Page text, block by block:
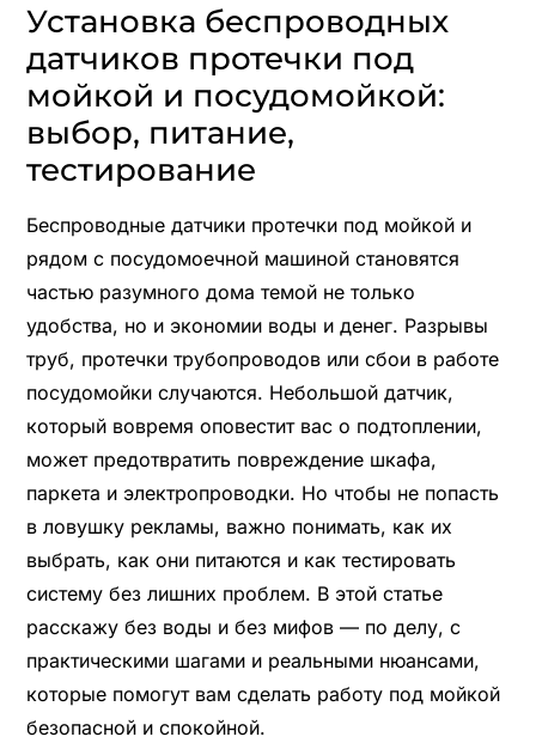
Установка беспроводных
датчиков протечки под
мойкой и посудомойкой:
выбор, питание,
тестирование
Беспроводные датчики протечки под мойкой и
рядом с посудомоечной машиной становятся
частью разумного дома темой не только
удобства, но и экономии воды и денег. Разрывы
труб, протечки трубопроводов или сбои в работе
посудомойки случаются. Небольшой датчик,
который вовремя оповестит вас о подтоплении,
может предотвратить повреждение шкафа,
паркета и электропроводки. Но чтобы не попасть
в ловушку рекламы, важно понимать, как их
выбрать, как они питаются и как тестировать
систему без лишних проблем. В этой статье
расскажу без воды и без мифов — по делу, с
практическими шагами и реальными нюансами,
которые помогут вам сделать работу под мойкой
безопасной и спокойной.